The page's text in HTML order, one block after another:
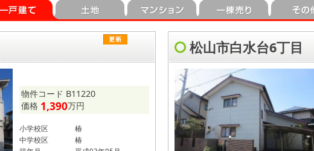
物件コード B11220
価格 1,390万円
小学校区
椿
中学校区
椿
松山市白水台6丁目